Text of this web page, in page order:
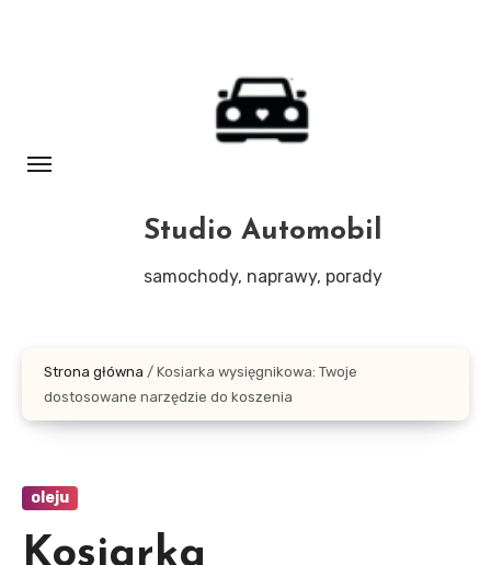
Studio Automobil
samochody, naprawy, porady
Strona główna / Kosiarka wysięgnikowa: Twoje
dostosowane narzędzie do koszenia
oleju
Kosiarka